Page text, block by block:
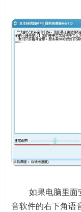
如果电脑里面安
音软件的右下角语